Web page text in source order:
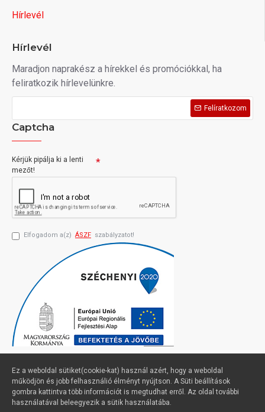
Hírlevél
Hírlevél
Maradjon naprakész a hírekkel és promóciókkal, ha
feliratkozik hírlevelünkre.
Felíratkozom
Captcha
Kérjük pipálja ki a lenti
mezőt!
Elfogadom a(z) ÁSZF szabályzatot!
Profimuszaki.hu - exPanda ERP
Ez a weboldal sütiket(cookie-kat) használ azért, hogy a weboldal
működjön és jobb felhasználió élményt nyújtson. A Süti beállítások
gombra kattintva több információt is megtudhat erről. Az oldal további
használatával beleegyezik a sütik használatába.
FILTER PRODUCTS